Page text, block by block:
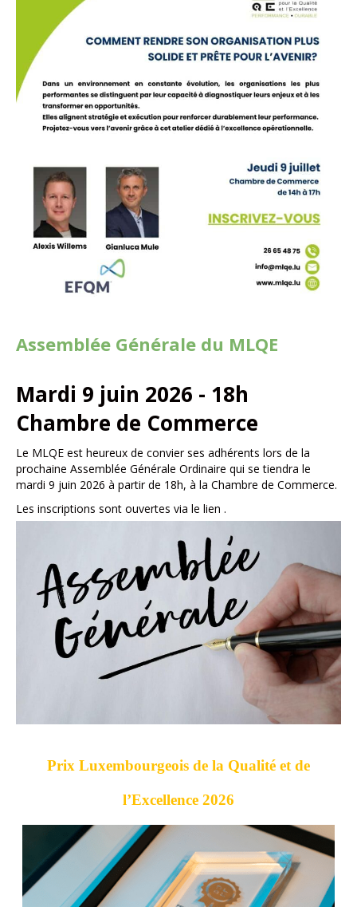
Assemblée Générale du MLQE
Mardi 9 juin 2026 - 18h
Chambre de Commerce
Le MLQE est heureux de convier ses adhérents lors de la
prochaine Assemblée Générale Ordinaire qui se tiendra le
mardi 9 juin 2026 à partir de 18h, à la Chambre de Commerce.
Les inscriptions sont ouvertes via le lien .
Prix Luxembourgeois de la Qualité et de
l’Excellence 2026